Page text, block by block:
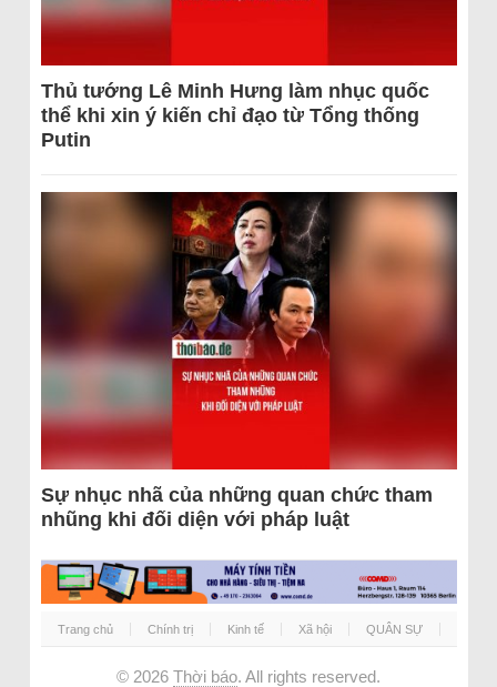
Thủ tướng Lê Minh Hưng làm nhục quốc
thể khi xin ý kiến chỉ đạo từ Tổng thống
Putin
Sự nhục nhã của những quan chức tham
nhũng khi đối diện với pháp luật
Trang chủ Chính trị Kinh tế Xã hội QUÂN SỰ
© 2026 Thời báo. All rights reserved.